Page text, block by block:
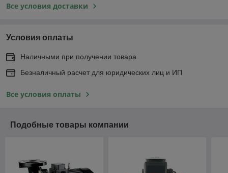
Все условия доставки
Условия оплаты
Наличными при получении товара
Безналичный расчет для юридических лиц и ИП
Все условия оплаты
Подобные товары компании